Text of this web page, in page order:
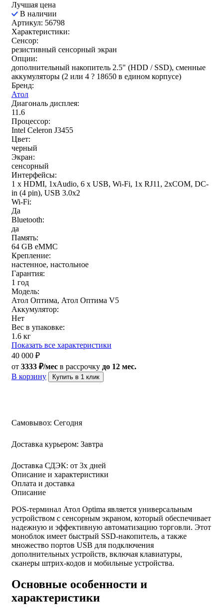
Лучшая цена
В наличии
Артикул: 56798
Характеристики:
Сенсор:
резистивный сенсорный экран
Опции:
дополнительный накопитель 2.5" (HDD / SSD), сменные
аккумуляторы (2 или 4 ? 18650 в едином корпусе)
Бренд:
Атол
Диагональ дисплея:
11.6
Процессор:
Intel Celeron J3455
Цвет:
черный
Экран:
сенсорный
Интерфейсы:
1 x HDMI, 1xAudio, 6 x USB, Wi-Fi, 1x RJ11, 2хCOM, DC-
in (4 pin), USB 3.0х2
Wi-Fi:
Да
Bluetooth:
да
Память:
64 GB eMMC
Крепление:
настенное, настольное
Гарантия:
1 год
Модель:
Атол Оптима, Атол Оптима V5
Аккумулятор:
Нет
Вес в упаковке:
1.6 кг
Показать все характеристики
40 000 ₽
от 3333 ₽/мес в рассрочку до 12 мес.
В корзину
Купить в 1 клик
Самовывоз: Сегодня
Доставка курьером: Завтра
Доставка СДЭК: от 3х дней
Описание и характеристики
Оплата и доставка
Описание
POS-терминал Атол Optima является универсальным
устройством с сенсорным экраном, который обеспечивает
надежную и эффективную автоматизацию торговли. Этот
моноблок имеет быстрый SSD-накопитель, а также
множество портов USB для подключения
дополнительных устройств, включая клавиатуры,
сканеры штрих-кодов и мобильные устройства.
Основные особенности и
характеристики